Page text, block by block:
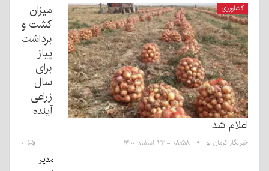
کشاورزی
میزان
کشت و
برداشت
پیاز
برای
سال
زراعی
آینده
اعلام شد
خبرنگار کرمان نو ۰۸:۵۸ - ۲۲ اسفند ۱۴۰۰
مدیر